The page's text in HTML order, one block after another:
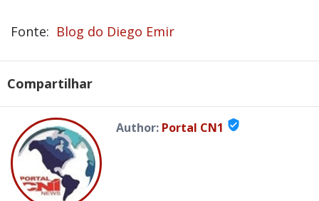
Fonte: Blog do Diego Emir
Compartilhar
Author: Portal CN1 verified_user